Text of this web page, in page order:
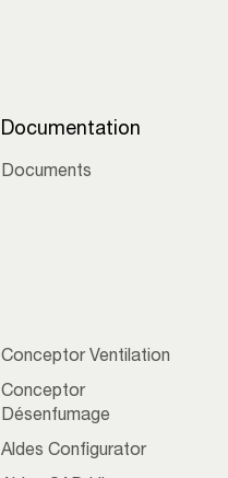
Documentation
Documents
Conceptor Ventilation
Conceptor
Désenfumage
Aldes Configurator